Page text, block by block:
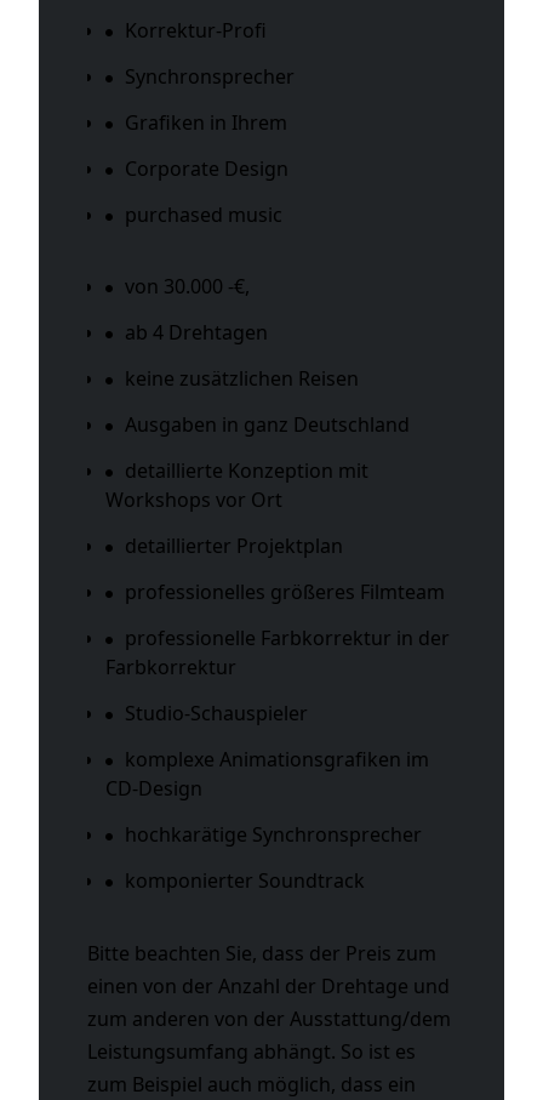
Korrektur-Profi
Synchronsprecher
Grafiken in Ihrem
Corporate Design
purchased music
von 30.000 -€,
ab 4 Drehtagen
keine zusätzlichen Reisen
Ausgaben in ganz Deutschland
detaillierte Konzeption mit
Workshops vor Ort
detaillierter Projektplan
professionelles größeres Filmteam
professionelle Farbkorrektur in der
Farbkorrektur
Studio-Schauspieler
komplexe Animationsgrafiken im
CD-Design
hochkarätige Synchronsprecher
komponierter Soundtrack
Bitte beachten Sie, dass der Preis zum
einen von der Anzahl der Drehtage und
zum anderen von der Ausstattung/dem
Leistungsumfang abhängt. So ist es
zum Beispiel auch möglich, dass ein